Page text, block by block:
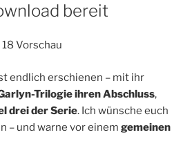
bereit
endlich erschienen – mit ihr
Trilogie ihren Abschluss,
drei der Serie. Ich wünsche euch
– und warne vor einem gemeinen